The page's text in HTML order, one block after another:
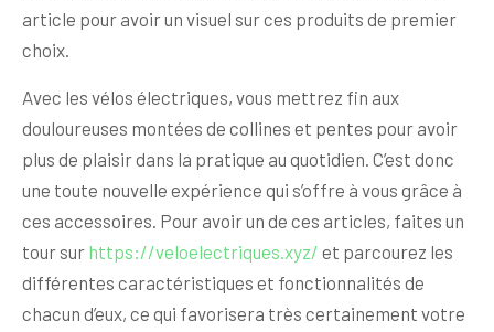
article pour avoir un visuel sur ces produits de premier
choix.
Avec les vélos électriques, vous mettrez fin aux
douloureuses montées de collines et pentes pour avoir
plus de plaisir dans la pratique au quotidien. C’est donc
une toute nouvelle expérience qui s’offre à vous grâce à
ces accessoires. Pour avoir un de ces articles, faites un
tour sur https://veloelectriques.xyz/ et parcourez les
différentes caractéristiques et fonctionnalités de
chacun d’eux, ce qui favorisera très certainement votre